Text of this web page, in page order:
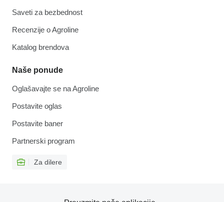
Saveti za bezbednost
Recenzije o Agroline
Katalog brendova
Naše ponude
Oglašavajte se na Agroline
Postavite oglas
Postavite baner
Partnerski program
Za dilere